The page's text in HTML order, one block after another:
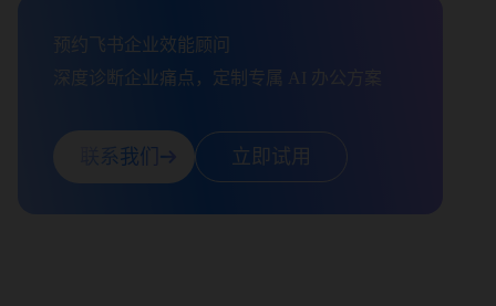
预约飞书企业效能顾问
深度诊断企业痛点，定制专属 AI 办公方案
联系我们 立即试用